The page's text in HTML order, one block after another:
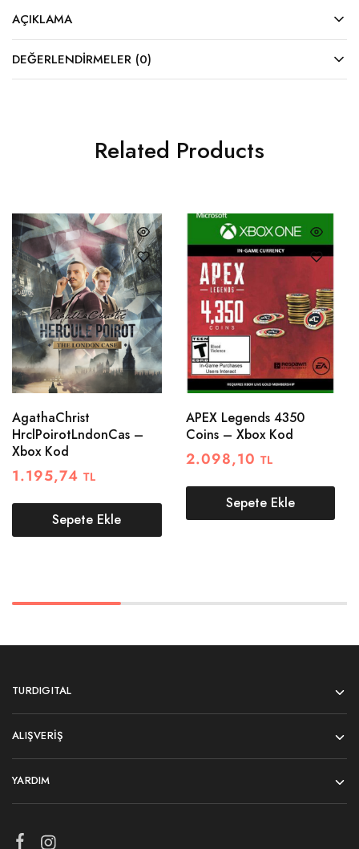
AÇIKLAMA
DEĞERLENDIRMELER (0)
Related Products
AgathaChrist
HrclPoirotLndonCas –
Xbox Kod
1.195,74 TL
Sepete Ekle
APEX Legends 4350
Coins – Xbox Kod
2.098,10 TL
Sepete Ekle
TURDIGITAL
ALIŞVERIŞ
YARDIM